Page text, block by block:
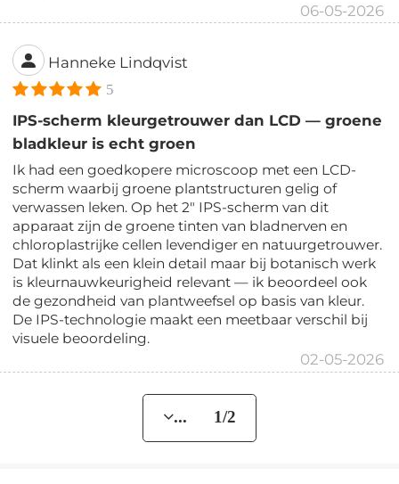
06-05-2026
Hanneke Lindqvist
5
IPS-scherm kleurgetrouwer dan LCD — groene
bladkleur is echt groen
Ik had een goedkopere microscoop met een LCD-
scherm waarbij groene plantstructuren gelig of
verwassen leken. Op het 2" IPS-scherm van dit
apparaat zijn de groene tinten van bladnerven en
chloroplastrijke cellen levendiger en natuurgetrouwer.
Dat klinkt als een klein detail maar bij botanisch werk
is kleurnauwkeurigheid relevant — ik beoordeel ook
de gezondheid van plantweefsel op basis van kleur.
De IPS-technologie maakt een meetbaar verschil bij
visuele beoordeling.
02-05-2026
... 1/2